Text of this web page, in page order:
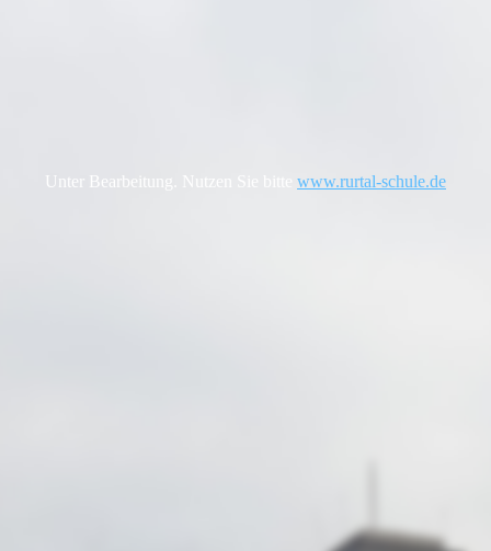
Unter Bearbeitung. Nutzen Sie bitte www.rurtal-schule.de